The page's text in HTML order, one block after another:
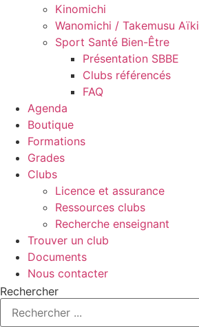
Kinomichi
Wanomichi / Takemusu Aïki
Sport Santé Bien-Être
Présentation SBBE
Clubs référencés
FAQ
Agenda
Boutique
Formations
Grades
Clubs
Licence et assurance
Ressources clubs
Recherche enseignant
Trouver un club
Documents
Nous contacter
Rechercher